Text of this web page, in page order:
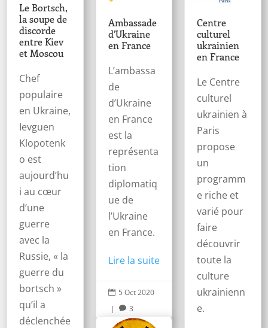
Le Bortsch,
la soupe de
discorde
entre Kiev
et Moscou
Chef
populaire
en Ukraine,
Ievguen
Klopotenk
o est
aujourd’hu
i au cœur
d’une
guerre
avec la
Russie, « la
guerre du
bortsch »
qu’il a
déclenchée
Ambassade
d’Ukraine
en France
L’ambassa
de
d’Ukraine
en France
est la
représenta
tion
diplomatiq
ue de
l’Ukraine
en France.
Lire la suite
 5 Oct 2020
|
 3
Centre
culturel
ukrainien
en France
Le Centre
culturel
ukrainien à
Paris
propose
un
programm
e riche et
varié pour
faire
découvrir
toute la
culture
ukrainienn
e.